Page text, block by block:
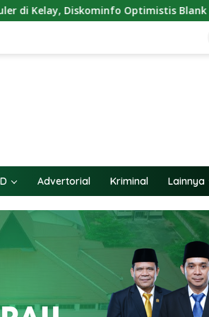
Blank Spot Berkurang
Advertorial Kriminal Lainnya